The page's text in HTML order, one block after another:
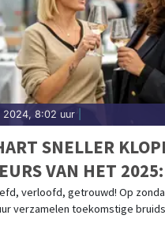
2024, 8:02 uur
SNELLER
VAN HET
verloofd, getrouwd! Op
verzamelen toekomstige